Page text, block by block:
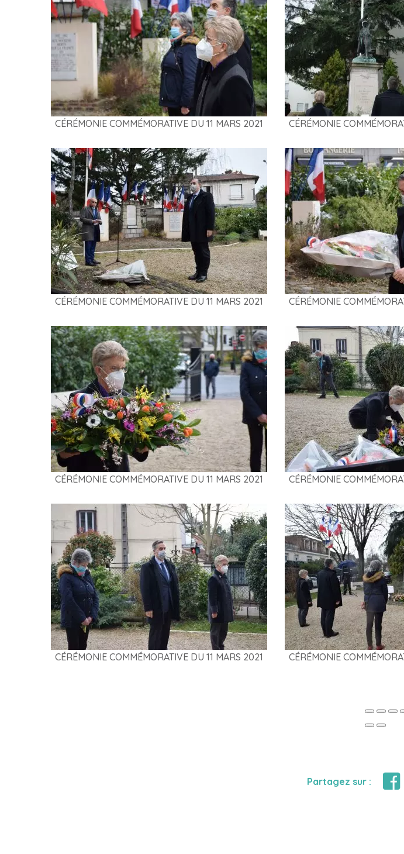
CÉRÉMONIE COMMÉMORATIVE DU 11 MARS 2021 CÉRÉMONIE
CÉRÉMONIE COMMÉMORATIVE DU 11 MARS 2021 CÉRÉMONIE
CÉRÉMONIE COMMÉMORATIVE DU 11 MARS 2021 CÉRÉMONIE
CÉRÉMONIE COMMÉMORATIVE DU 11 MARS 2021 CÉRÉMONIE
Partagez sur :